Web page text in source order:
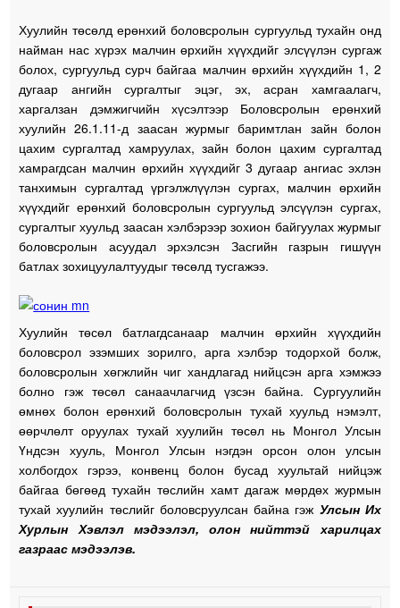
Хуулийн төсөлд ерөнхий боловсролын сургуульд тухайн онд
найман нас хүрэх малчин өрхийн хүүхдийг элсүүлэн сургаж
болох, сургуульд сурч байгаа малчин өрхийн хүүхдийн 1, 2
дугаар ангийн сургалтыг эцэг, эх, асран хамгаалагч,
харгалзан дэмжигчийн хүсэлтээр Боловсролын ерөнхий
хуулийн 26.1.11-д заасан журмыг баримтлан зайн болон
цахим сургалтад хамруулах, зайн болон цахим сургалтад
хамрагдсан малчин өрхийн хүүхдийг 3 дугаар ангиас эхлэн
танхимын сургалтад үргэлжлүүлэн сургах, малчин өрхийн
хүүхдийг ерөнхий боловсролын сургуульд элсүүлэн сургах,
сургалтыг хуульд заасан хэлбэрээр зохион байгуулах журмыг
боловсролын асуудал эрхэлсэн Засгийн газрын гишүүн
батлах зохицуулалтуудыг төсөлд тусгажээ.
Хуулийн төсөл батлагдсанаар малчин өрхийн хүүхдийн
боловсрол эзэмших зорилго, арга хэлбэр тодорхой болж,
боловсролын хөгжлийн чиг хандлагад нийцсэн арга хэмжээ
болно гэж төсөл санаачлагчид үзсэн байна. Сургуулийн
өмнөх болон ерөнхий боловсролын тухай хуульд нэмэлт,
өөрчлөлт оруулах тухай хуулийн төсөл нь Монгол Улсын
Үндсэн хууль, Монгол Улсын нэгдэн орсон олон улсын
холбогдох гэрээ, конвенц болон бусад хуультай нийцэж
байгаа бөгөөд тухайн төслийн хамт дагаж мөрдөх журмын
тухай хуулийн төслийг боловсруулсан байна гэж Улсын Их
Хурлын Хэвлэл мэдээлэл, олон нийттэй харилцах
газраас мэдээлэв.